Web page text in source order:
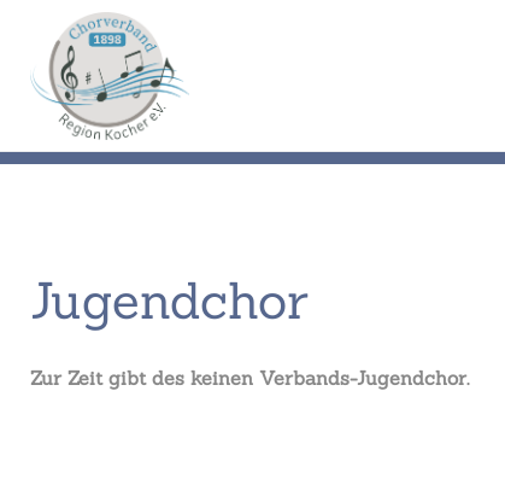
springen
Jugendchor
Zur Zeit gibt des keinen Verbands-Jugendchor.